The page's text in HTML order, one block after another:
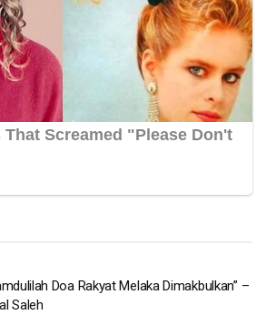
12 tengah malam ke 5 atau 6
saya sentiasa punya doa dari
doa buat saya!”
tulisnya lagi.
Doa Rakyat Melaka Dimakbulkan” –
Saleh